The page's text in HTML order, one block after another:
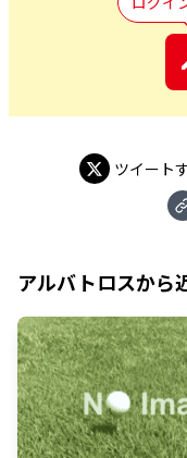
ツイート
アルバトロスから